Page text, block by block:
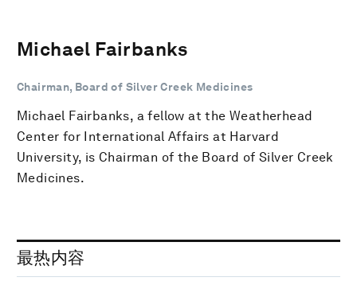
Michael Fairbanks
Chairman, Board of Silver Creek Medicines
Michael Fairbanks, a fellow at the Weatherhead
Center for International Affairs at Harvard
University, is Chairman of the Board of Silver Creek
Medicines.
最热内容